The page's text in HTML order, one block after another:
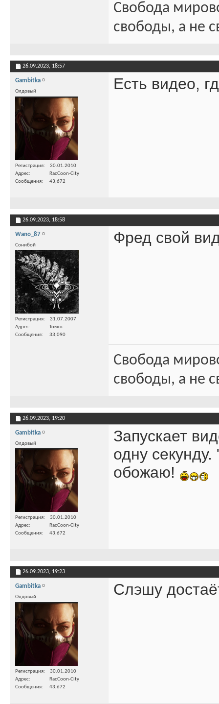
Свобода
свободы, а не
26.09.2023, 18:57
Gambitka
Олдовый
Регистрация
30.01.2010
Адрес
RacCoon-City
Сообщения
43,672
Есть видео,
26.09.2023, 18:58
Wano_87
Сонибой
Регистрация
31.07.2007
Адрес
Томск
Сообщения
33,090
Фред свой
Свобода
свободы, а не
26.09.2023, 19:20
Gambitka
Олдовый
Регистрация
30.01.2010
Адрес
RacCoon-City
Сообщения
43,672
Запускает
одну
обожаю!
26.09.2023, 19:23
Gambitka
Олдовый
Регистрация
30.01.2010
Адрес
RacCoon-City
Сообщения
43,672
Слэшу